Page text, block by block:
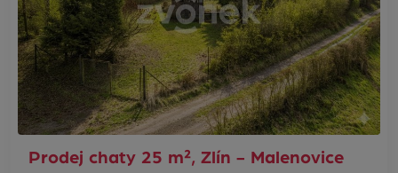
Prodej chaty 25 m², Zlín - Malenovice